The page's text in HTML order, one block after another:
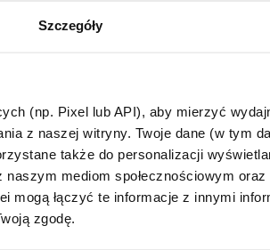
Szczegóły
(np. Pixel lub API), aby mierzyć
z naszej witryny. Twoje dane (w tym
także do personalizacji
mediom społecznościowym
mogą łączyć te informacje z innymi
zgodę.